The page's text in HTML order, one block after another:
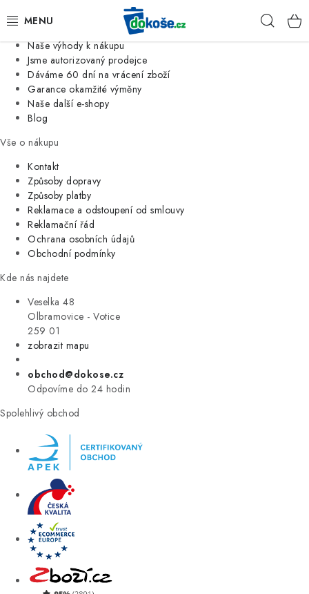
Jsme tradiční česká firma
Naše výhody k nákupu
Jsme autorizovaný prodejce
Dáváme 60 dní na vrácení zboží
Garance okamžité výměny
Naše další e-shopy
Blog
Vše o nákupu
Kontakt
Způsoby dopravy
Způsoby platby
Reklamace a odstoupení od smlouvy
Reklamační řád
Ochrana osobních údajů
Obchodní podmínky
Kde nás najdete
Veselka 48
Olbramovice - Votice
259 01
zobrazit mapu
obchod@dokose.cz
Odpovíme do 24 hodin
Spolehlivý obchod
KOŠE
SÁČKY
KUCHYNĚ
ORGANIZACE
DOMÁCNOST
ÚKLID
VÝPRODEJ
ZNAČKY
Úvod Kontakt Blog
Moje objednávka